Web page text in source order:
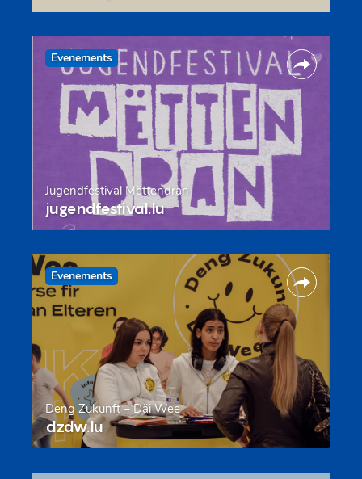
Evenements
Jugendfestival Mëttendran
jugendfestival.lu
Evenements
Deng Zukunft – Däi Wee
dzdw.lu